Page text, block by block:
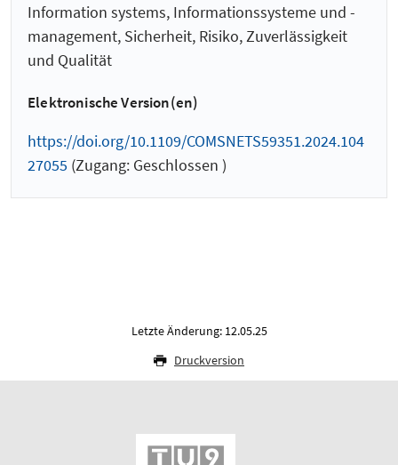
Information systems, Informationssysteme und -
management, Sicherheit, Risiko, Zuverlässigkeit
und Qualität
Elektronische Version(en)
https://doi.org/10.1109/COMSNETS59351.2024.104
27055 (Zugang: Geschlossen )
Letzte Änderung: 12.05.25
Druckversion